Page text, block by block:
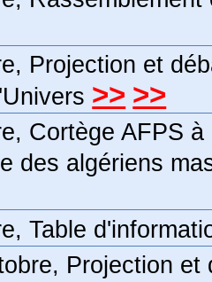
Projection et
>> >>
Cortège AFPS
des algériens
Table
Projection